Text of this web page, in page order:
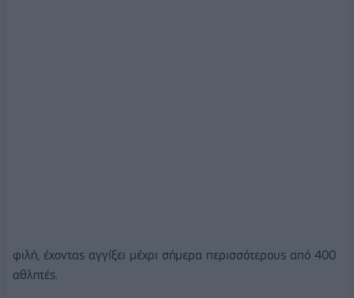
φιλή, έχοντας αγγίξει μέχρι σήμερα περισσότερους από 400
αθλητές.